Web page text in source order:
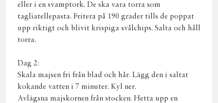
eller i en svamptork. De ska vara torra som
tagliatellepasta. Fritera på 190 grader tills de poppat
upp riktigt och blivit krispiga svålchips. Salta och håll
torra.
Dag 2:
Skala majsen fri från blad och hår. Lägg den i saltat
kokande vatten i 7 minuter. Kyl ner.
Avlägsna majskornen från stocken. Hetta upp en